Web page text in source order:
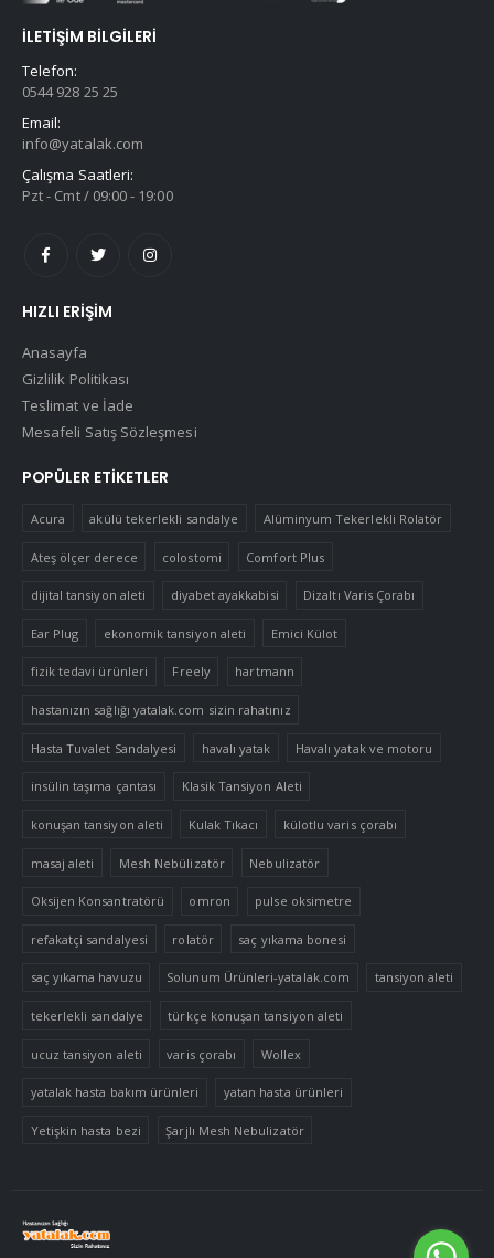
İLETIŞIM BILGILERI
Telefon:
0544 928 25 25
Email:
info@yatalak.com
Çalışma Saatleri:
Pzt - Cmt / 09:00 - 19:00
HIZLI ERIŞIM
Anasayfa
Gizlilik Politikası
Teslimat ve İade
Mesafeli Satış Sözleşmesi
POPÜLER ETIKETLER
Acura akülü tekerlekli sandalye Alüminyum Tekerlekli Rolatör
Ateş ölçer derece colostomi Comfort Plus
dijital tansiyon aleti diyabet ayakkabisi Dizaltı Varis Çorabı
Ear Plug ekonomik tansiyon aleti Emici Külot
fizik tedavi ürünleri Freely hartmann
hastanızın sağlığı yatalak.com sizin rahatınız
Hasta Tuvalet Sandalyesi havalı yatak Havalı yatak ve motoru
insülin taşıma çantası Klasik Tansiyon Aleti
konuşan tansiyon aleti Kulak Tıkacı külotlu varis çorabı
masaj aleti Mesh Nebülizatör Nebulizatör
Oksijen Konsantratörü omron pulse oksimetre
refakatçi sandalyesi rolatör saç yıkama bonesi
saç yıkama havuzu Solunum Ürünleri-yatalak.com tansiyon aleti
tekerlekli sandalye türkçe konuşan tansiyon aleti
ucuz tansiyon aleti varis çorabı Wollex
yatalak hasta bakım ürünleri yatan hasta ürünleri
Yetişkin hasta bezi Şarjlı Mesh Nebulizatör